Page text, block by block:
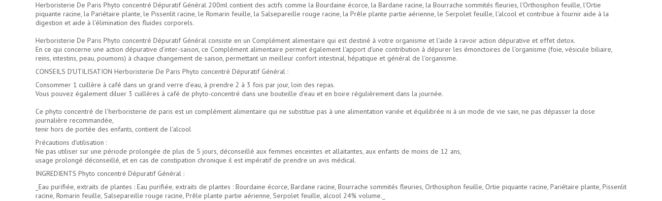
Herboristerie De Paris Phyto concentré Dépuratif Général 200ml contient des actifs comme la Bourdaine écorce, la Bardane racine, la Bourrache sommités fleuries, l'Orthosiphon feuille, l'Ortie
piquante racine, la Pariétaire plante, le Pissenlit racine, le Romarin feuille, la Salsepareille rouge racine, la Prêle plante partie aérienne, le Serpolet feuille, l'alcool et contribue à fournir aide à la
digestion et aide à l'élimination des fluides corporels.
Herboristerie De Paris Phyto concentré Dépuratif Général consiste en un Complément alimentaire qui est destiné à votre organisme et l'aide à ravoir action dépurative et effet detox.
En ce qui concerne une action dépurative d'inter-saison, ce Complément alimentaire permet également l'apport d'une contribution à dépurer les émonctoires de l'organisme (foie, vésicule biliaire,
reins, intestins, peau, poumons) à chaque changement de saison, permettant un meilleur confort intestinal, hépatique et général de l'organisme.
CONSEILS D'UTILISATION Herboristerie De Paris Phyto concentré Dépuratif Général :
Consommer 1 cuillère à café dans un grand verre d’eau, à prendre 2 à 3 fois par jour, loin des repas.
Vous pouvez également diluer 3 cuillères à café de phyto-concentré dans une bouteille d'eau et en boire régulièrement dans la journée.
Ce phyto concentré de l'herboristerie de paris est un complément alimentaire qui ne substitue pas à une alimentation variée et équilibrée ni à un mode de vie sain, ne pas dépasser la dose
journalière recommandée,
tenir hors de portée des enfants, contient de l'alcool
Précautions d'utilisation :
Ne pas utiliser sur une période prolongée de plus de 5 jours, déconseillé aux femmes enceintes et allaitantes, aux enfants de moins de 12 ans,
usage prolongé déconseillé, et en cas de constipation chronique il est impératif de prendre un avis médical.
INGREDIENTS Phyto concentré Dépuratif Général :
_Eau purifiée, extraits de plantes : Eau purifiée, extraits de plantes : Bourdaine écorce, Bardane racine, Bourrache sommités fleuries, Orthosiphon feuille, Ortie piquante racine, Pariétaire plante, Pissenlit
racine, Romarin feuille, Salsepareille rouge racine, Prêle plante partie aérienne, Serpolet feuille, alcool 24% volume._